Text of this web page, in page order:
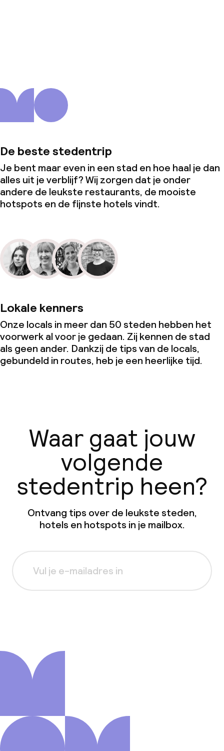
De beste stedentrip
Je bent maar even in een stad en hoe haal je dan
alles uit je verblijf? Wij zorgen dat je onder
andere de leukste restaurants, de mooiste
hotspots en de fijnste hotels vindt.
Lokale kenners
Onze locals in meer dan 50 steden hebben het
voorwerk al voor je gedaan. Zij kennen de stad
als geen ander. Dankzij de tips van de locals,
gebundeld in routes, heb je een heerlijke tijd.
Waar gaat jouw
volgende
stedentrip heen?
Ontvang tips over de leukste steden,
hotels en hotspots in je mailbox.